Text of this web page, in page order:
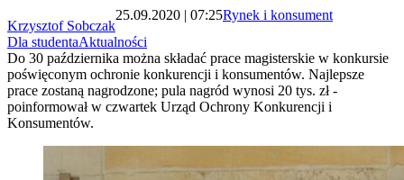
Krzysztof Sobczak
25.09.2020 | 07:25Rynek i konsument
Dla studentaAktualności
Do 30 października można składać prace magisterskie w konkursie
poświęconym ochronie konkurencji i konsumentów. Najlepsze
prace zostaną nagrodzone; pula nagród wynosi 20 tys. zł -
poinformował w czwartek Urząd Ochrony Konkurencji i
Konsumentów.